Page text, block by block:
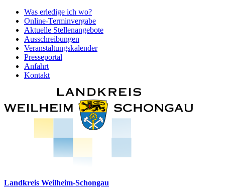
Was erledige ich wo?
Online-Terminvergabe
Aktuelle Stellenangebote
Ausschreibungen
Veranstaltungskalender
Presseportal
Anfahrt
Kontakt
Landkreis Weilheim-Schongau